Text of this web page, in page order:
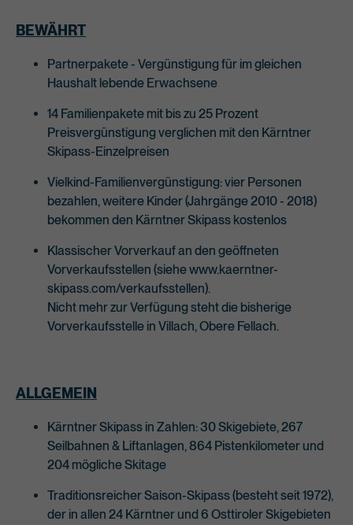
BEWÄHRT
Partnerpakete - Vergünstigung für im gleichen
Haushalt lebende Erwachsene
14 Familienpakete mit bis zu 25 Prozent
Preisvergünstigung verglichen mit den Kärntner
Skipass-Einzelpreisen
Vielkind-Familienvergünstigung: vier Personen
bezahlen, weitere Kinder (Jahrgänge 2010 - 2018)
bekommen den Kärntner Skipass kostenlos
Klassischer Vorverkauf an den geöffneten
Vorverkaufsstellen (siehe www.kaerntner-
skipass.com/verkaufsstellen).
Nicht mehr zur Verfügung steht die bisherige
Vorverkaufsstelle in Villach, Obere Fellach.
ALLGEMEIN
Kärntner Skipass in Zahlen: 30 Skigebiete, 267
Seilbahnen & Liftanlagen, 864 Pistenkilometer und
204 mögliche Skitage
Traditionsreicher Saison-Skipass (besteht seit 1972),
der in allen 24 Kärntner und 6 Osttiroler Skigebieten